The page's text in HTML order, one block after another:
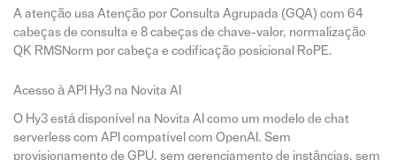
A atenção usa Atenção por Consulta Agrupada (GQA) com 64
cabeças de consulta e 8 cabeças de chave-valor, normalização
QK RMSNorm por cabeça e codificação posicional RoPE.
Acesso à API Hy3 na Novita AI
O Hy3 está disponível na Novita AI como um modelo de chat
serverless com API compatível com OpenAI. Sem
provisionamento de GPU, sem gerenciamento de instâncias, sem